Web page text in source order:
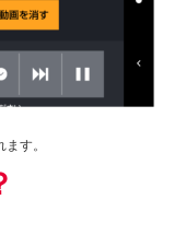
す。